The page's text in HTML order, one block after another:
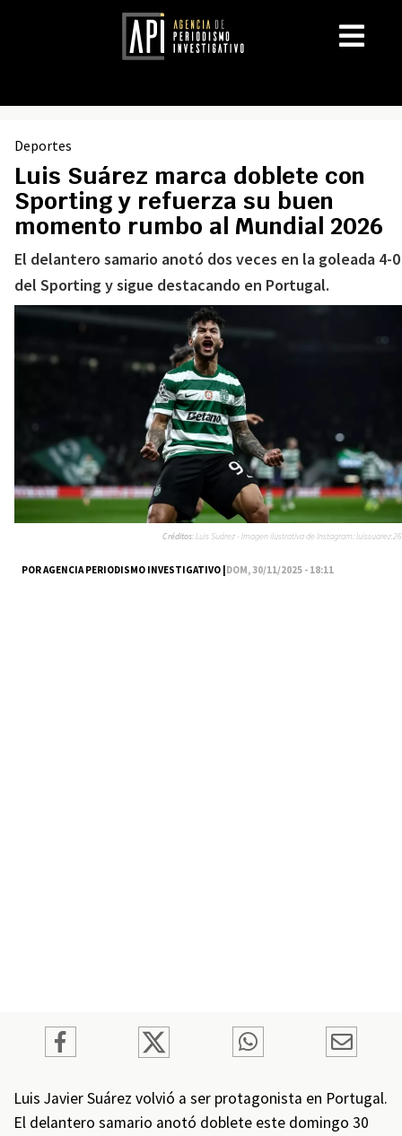
Deportes
Luis Suárez marca doblete con
Sporting y refuerza su buen
momento rumbo al Mundial 2026
El delantero samario anotó dos veces en la goleada 4-0
del Sporting y sigue destacando en Portugal.
POR AGENCIA PERIODISMO INVESTIGATIVO |DOM, 30/11/2025 - 18:11
Créditos:Luis Suárez - Imagen ilustrativa de Instagram: luissuarez.26
Luis Javier Suárez volvió a ser protagonista en Portugal.
El delantero samario anotó doblete este domingo 30